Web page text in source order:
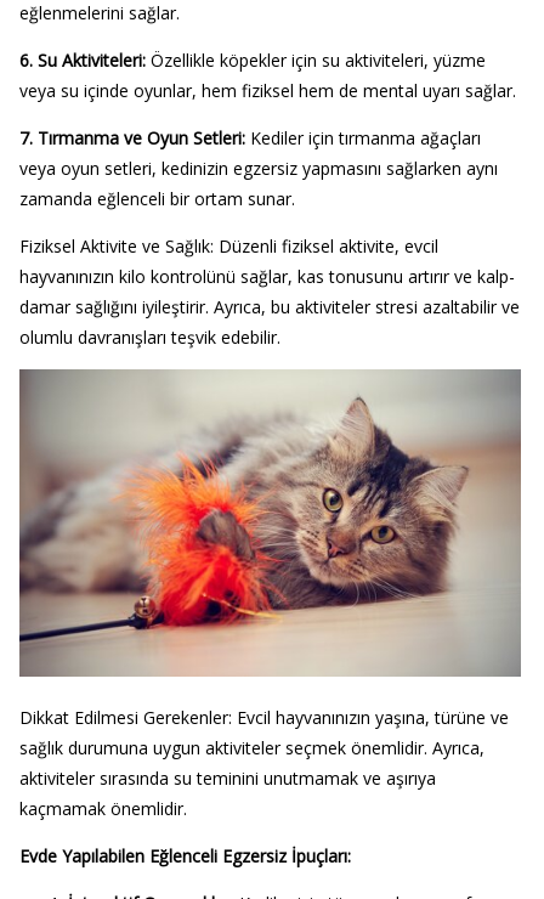
eğlenmelerini sağlar.
6. Su Aktiviteleri: Özellikle köpekler için su aktiviteleri, yüzme
veya su içinde oyunlar, hem fiziksel hem de mental uyarı sağlar.
7. Tırmanma ve Oyun Setleri: Kediler için tırmanma ağaçları
veya oyun setleri, kedinizin egzersiz yapmasını sağlarken aynı
zamanda eğlenceli bir ortam sunar.
Fiziksel Aktivite ve Sağlık: Düzenli fiziksel aktivite, evcil
hayvanınızın kilo kontrolünü sağlar, kas tonusunu artırır ve kalp-
damar sağlığını iyileştirir. Ayrıca, bu aktiviteler stresi azaltabilir ve
olumlu davranışları teşvik edebilir.
Dikkat Edilmesi Gerekenler: Evcil hayvanınızın yaşına, türüne ve
sağlık durumuna uygun aktiviteler seçmek önemlidir. Ayrıca,
aktiviteler sırasında su teminini unutmamak ve aşırıya
kaçmamak önemlidir.
Evde Yapılabilen Eğlenceli Egzersiz İpuçları: